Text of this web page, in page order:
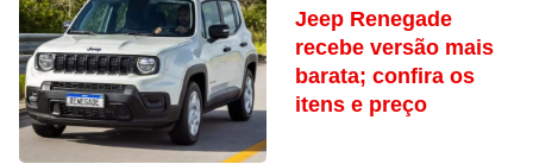
Jeep Renegade
recebe versão mais
barata; confira os
itens e preço